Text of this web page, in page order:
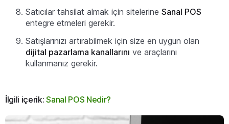
Satıcılar tahsilat almak için sitelerine Sanal POS
entegre etmeleri gerekir.
Satışlarınızı artırabilmek için size en uygun olan
dijital pazarlama kanallarını ve araçlarını
kullanmanız gerekir.
İlgili içerik:Sanal POS Nedir?